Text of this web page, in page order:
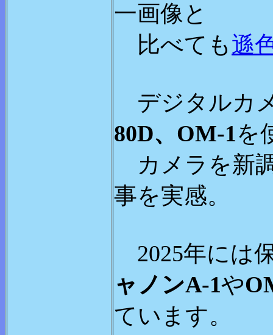
一画像と
比べても遜
デジタル
80D、OM-1を
カメラを新
事を実感。
2025年には
ャノンA-1や
ています。